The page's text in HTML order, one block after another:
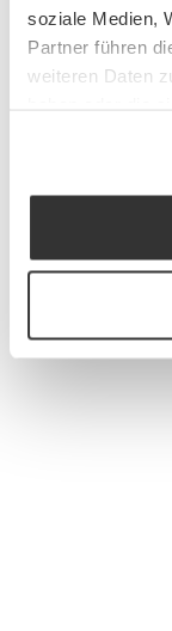
soziale Medien,
Partner führen
weiteren Daten